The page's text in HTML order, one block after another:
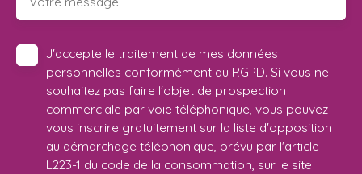
J'accepte le traitement de mes données
personnelles conformément au RGPD. Si vous ne
souhaitez pas faire l'objet de prospection
commerciale par voie téléphonique, vous pouvez
vous inscrire gratuitement sur la liste d'opposition
au démarchage téléphonique, prévu par l'article
L223-1 du code de la consommation, sur le site